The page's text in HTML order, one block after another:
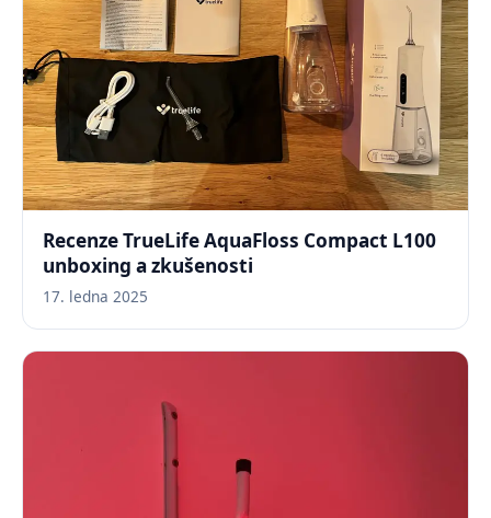
Recenze TrueLife AquaFloss Compact L100
unboxing a zkušenosti
17. ledna 2025